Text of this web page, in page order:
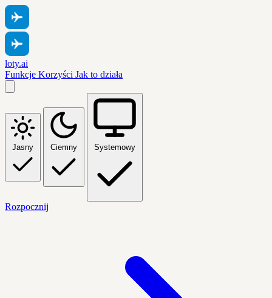
loty.ai
Funkcje Korzyści Jak to działa
Jasny Ciemny Systemowy
Rozpocznij